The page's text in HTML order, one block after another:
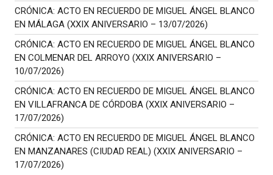
CRÓNICA: ACTO EN RECUERDO DE MIGUEL ÁNGEL BLANCO
EN MÁLAGA (XXIX ANIVERSARIO – 13/07/2026)
CRÓNICA: ACTO EN RECUERDO DE MIGUEL ÁNGEL BLANCO
EN COLMENAR DEL ARROYO (XXIX ANIVERSARIO –
10/07/2026)
CRÓNICA: ACTO EN RECUERDO DE MIGUEL ÁNGEL BLANCO
EN VILLAFRANCA DE CÓRDOBA (XXIX ANIVERSARIO –
17/07/2026)
CRÓNICA: ACTO EN RECUERDO DE MIGUEL ÁNGEL BLANCO
EN MANZANARES (CIUDAD REAL) (XXIX ANIVERSARIO –
17/07/2026)